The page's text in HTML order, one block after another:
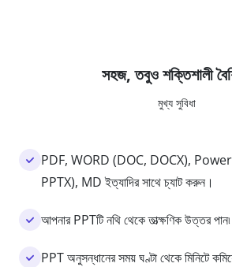
সহজ, তবুও শক্তিশালী
মুখ্য সুবিধা
PDF, WORD (DOC, DOCX),
PPTX), MD ইত্যাদির সাথে চ্যাট করুন।
আপনার PPTটি নথি থেকে তাত্ক্ষণিক উত্তর পান৷
PPT অনুসন্ধানের সময় ঘণ্টা থেকে মিনিটে